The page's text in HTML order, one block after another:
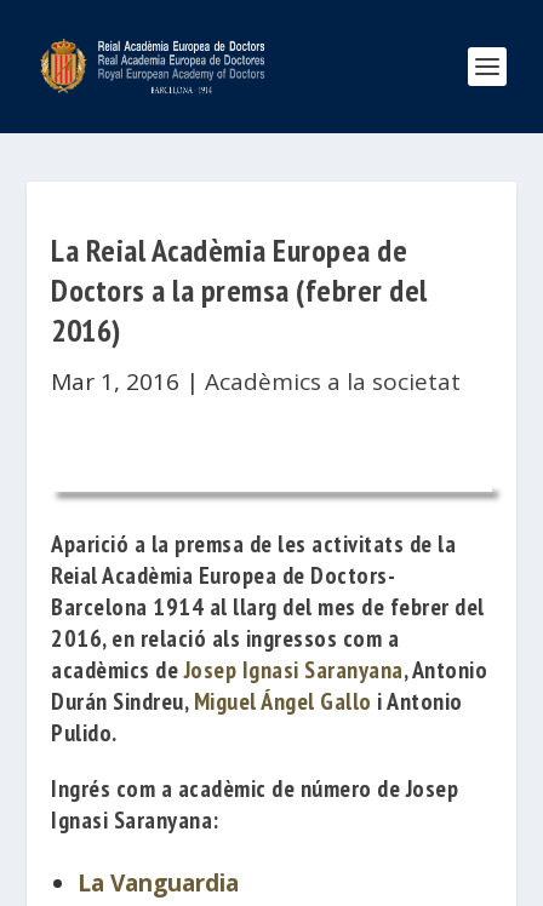
La Reial Acadèmia Europea de
Doctors a la premsa (febrer del
2016)
Mar 1, 2016 |Acadèmics a la societat
Aparició a la premsa de les activitats de la
Reial Acadèmia Europea de Doctors-
Barcelona 1914 al llarg del mes de febrer del
2016, en relació als ingressos com a
acadèmics deJosep Ignasi Saranyana,Antonio
Durán Sindreu,Miguel Ángel Gallo iAntonio
Pulido.
Ingrés com a acadèmic de número deJosep
Ignasi Saranyana:
La Vanguardia